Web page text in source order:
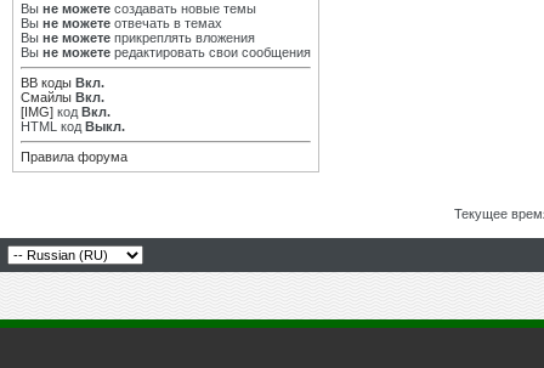
Вы не можете создавать новые темы
Вы не можете отвечать в темах
Вы не можете прикреплять вложения
Вы не можете редактировать свои сообщения
BB коды Вкл.
Смайлы Вкл.
[IMG] код Вкл.
HTML код Выкл.
Правила форума
Текущее